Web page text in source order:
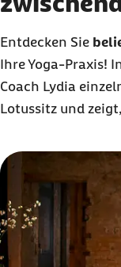
Entdecken Sie
Ihre Yoga-Praxis!
Coach Lydia
Lotussitz und
Karussell mit 8
Element 1 von 8